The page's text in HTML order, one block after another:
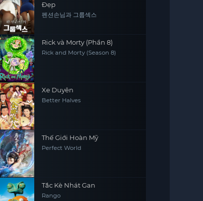
Đẹp
펜션손님과 그룹섹스
Rick và Morty (Phần 8)
Rick and Morty (Season 8)
Xe Duyên
Better Halves
Thế Giới Hoàn Mỹ
Perfect World
Tắc Kè Nhát Gan
Rango